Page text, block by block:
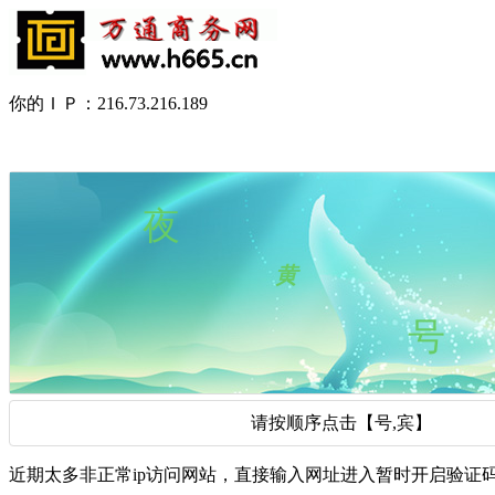
你的ＩＰ：216.73.216.189
请按顺序点击【号,宾】
近期太多非正常ip访问网站，直接输入网址进入暂时开启验证